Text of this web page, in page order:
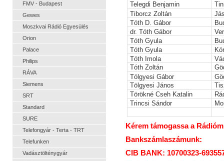
FMV - Budapest
Gewes
Moszkvai Rádió Egyesülés
Orion
Palace
Philips
RÁVA
Siemens
SRT
Standard
SURE
Telefongyár - Terta - TRT
Telefunken
Vadásztölténygyár
Telegdi Benjamin
Tiborcz Zoltán
Tóth D. Gábor
dr. Tóth Gábor
Tóth Gyula
Tóth Gyula
Tóth Imola
Tóth Zoltán
Tölgyesi Gábor
Tölgyesi János
Törökné Cseh Katalin
Trincsi Sándor
Kérem támogassa a
Bankszámlaszámunk:
CIB BANK: 10700323-